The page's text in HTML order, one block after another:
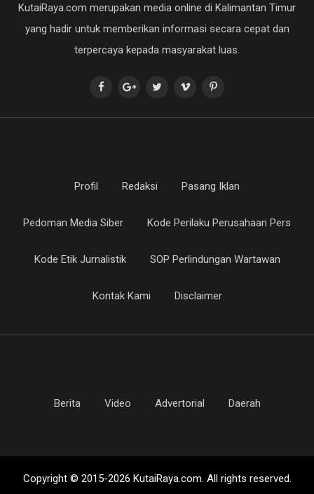
KutaiRaya.com merupakan media online di Kalimantan Timur
yang hadir untuk memberikan informasi secara cepat dan
terpercaya kepada masyarakat luas.
Profil Redaksi Pasang Iklan
Pedoman Media Siber Kode Perilaku Perusahaan Pers
Kode Etik Jurnalistik SOP Perlindungan Wartawan
Kontak Kami Disclaimer
Berita Video Advertorial Daerah
Copyright © 2015-2026 KutaiRaya.com. All rights reserved.